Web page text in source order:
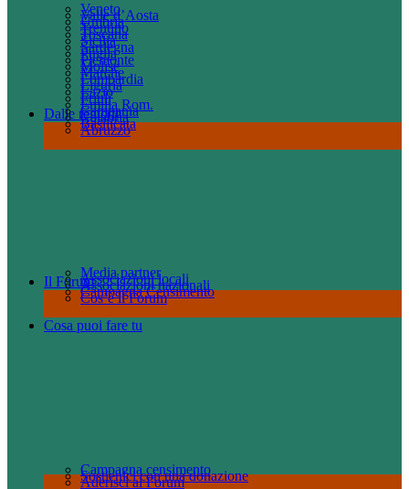
Dalle regioni
Abruzzo
Basilicata
Calabria
Campania
Emilia Rom.
Friuli
Lazio
Liguria
Lombardia
Marche
Molise
Piemonte
Puglia
Sardegna
Sicilia
Toscana
Trentino
Umbria
Valle d’Aosta
Veneto
Il Forum
Cos’è il Forum
Campagna Censimento
Associazioni nazionali
Associazioni locali
Media partner
Cosa puoi fare tu
Aderisci al Forum
Sostienici con una donazione
Campagna censimento